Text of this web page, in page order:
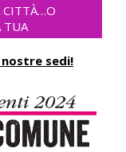
CITTÀ…O
TUA
sedi!